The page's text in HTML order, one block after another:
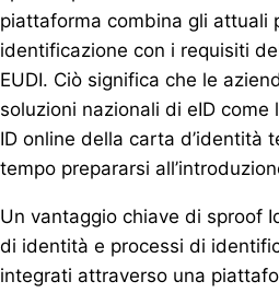
piattaforma combina gli attuali
identificazione con i requisiti
EUDI. Ciò significa che le
soluzioni nazionali di eID come
ID online della carta d’identità
tempo prepararsi
Un vantaggio chiave di sproof
di identità e processi di
integrati attraverso una